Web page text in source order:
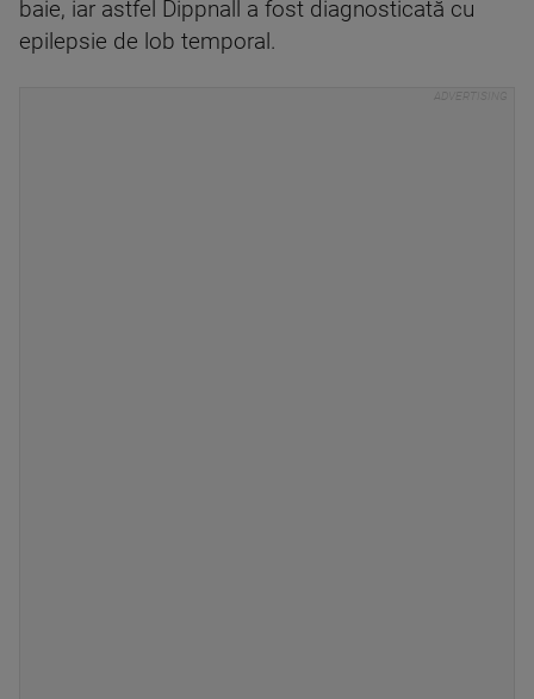
baie, iar astfel Dippnall a fost diagnosticată cu
epilepsie de lob temporal.